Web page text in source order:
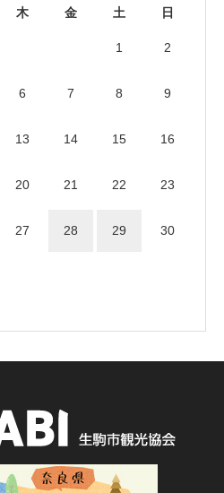
木 金 土 日
1 2
6 7 8 9
13 14 15 16
20 21 22 23
27 28 29 30